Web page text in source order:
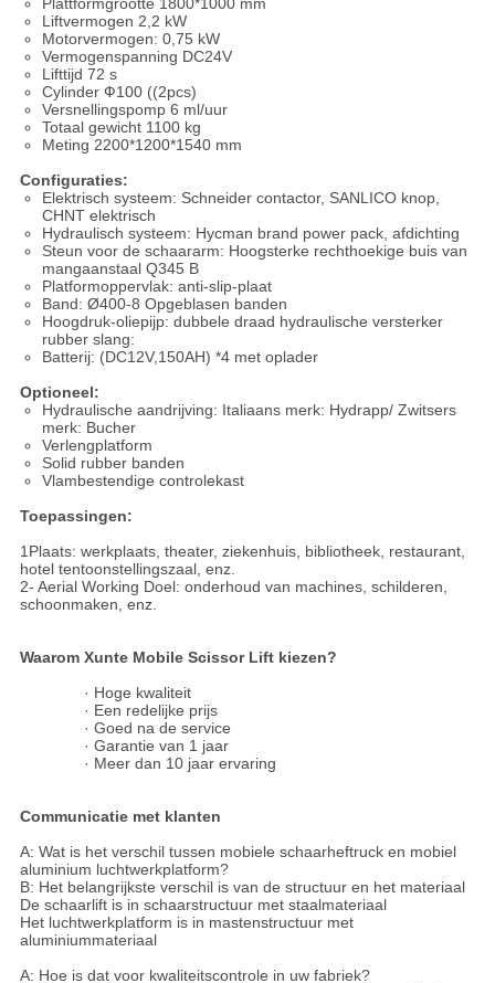
Plattformgrootte 1800*1000 mm
Liftvermogen 2,2 kW
Motorvermogen: 0,75 kW
Vermogenspanning DC24V
Lifttijd 72 s
Cylinder Ф100 ((2pcs)
Versnellingspomp 6 ml/uur
Totaal gewicht 1100 kg
Meting 2200*1200*1540 mm
Configuraties:
Elektrisch systeem: Schneider contactor, SANLICO knop,
CHNT elektrisch
Hydraulisch systeem: Hycman brand power pack, afdichting
Steun voor de schaararm: Hoogsterke rechthoekige buis van
mangaanstaal Q345 B
Platformoppervlak: anti-slip-plaat
Band: Ø400-8 Opgeblasen banden
Hoogdruk-oliepijp: dubbele draad hydraulische versterker
rubber slang:
Batterij: (DC12V,150AH) *4 met oplader
Optioneel:
Hydraulische aandrijving: Italiaans merk: Hydrapp/ Zwitsers
merk: Bucher
Verlengplatform
Solid rubber banden
Vlambestendige controlekast
Toepassingen:
1Plaats: werkplaats, theater, ziekenhuis, bibliotheek, restaurant,
hotel tentoonstellingszaal, enz.
2- Aerial Working Doel: onderhoud van machines, schilderen,
schoonmaken, enz.
Waarom Xunte Mobile Scissor Lift kiezen?
· Hoge kwaliteit
· Een redelijke prijs
· Goed na de service
· Garantie van 1 jaar
· Meer dan 10 jaar ervaring
Communicatie met klanten
A: Wat is het verschil tussen mobiele schaarheftruck en mobiel
aluminium luchtwerkplatform?
B: Het belangrijkste verschil is van de structuur en het materiaal
De schaarlift is in schaarstructuur met staalmateriaal
Het luchtwerkplatform is in mastenstructuur met
aluminiummateriaal
A: Hoe is dat voor kwaliteitscontrole in uw fabriek?